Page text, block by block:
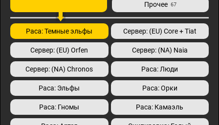
Прочее 67
Раса: Темные эльфы Сервер: (EU) Core + Tiat
Сервер: (EU) Orfen Сервер: (NA) Naia
Сервер: (NA) Сhronos Раса: Люди
Раса: Эльфы Раса: Орки
Раса: Гномы Раса: Камаэль